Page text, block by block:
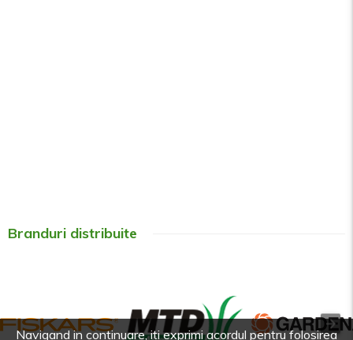
Branduri distribuite
Navigand in continuare, iti exprimi acordul pentru folosirea